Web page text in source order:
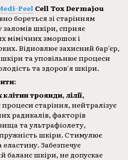
Peel Cell Tox Dermajou
бореться зі старінням
шкіри, сприяє
мімічних зморшок і
Відновлює захисний бар'єр,
та уповільнює процеси
та здоров'я шкіри.
троянди, лілії,
старіння, нейтралізує
радикалів, факторів
та ультрафіолету,
шкіри. Стимулює
Забезпечує
баланс шкіри, не допускає